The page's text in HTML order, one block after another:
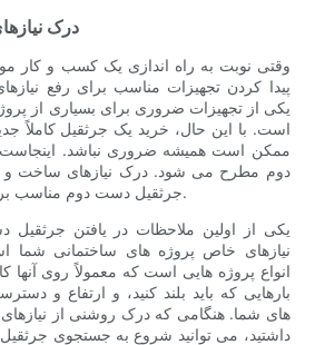
- درک
وقتی نوبت به راه اندازی یک کسب و کار
پیدا کردن تجهیزات مناسب برای رفع
یکی از تجهیزات ضروری برای بسیاری از
است. با این حال، خرید یک جرثقیل کاملاً
ممکن است همیشه ضروری نباشد.
دوم مطرح می شود. درک نیازهای ساخت و
جرثقیل دست دوم مناسب برای پروژه های شما است.
یکی از اولین ملاحظات در یافتن
نیازهای خاص پروژه های ساختمانی شما
انواع پروژه هایی است که معمولاً روی آنها
بارهایی که باید بلند کنید، و ارتفاع و
های شما. هنگامی که درک روشنی از
داشتید، می توانید شروع به جستجوی